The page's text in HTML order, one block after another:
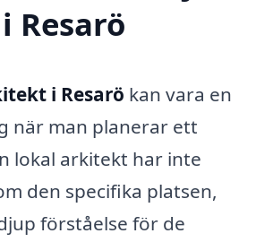
Resarö
i Resarö kan vara en
när man planerar ett
lokal arkitekt har inte
den specifika platsen,
förståelse för de